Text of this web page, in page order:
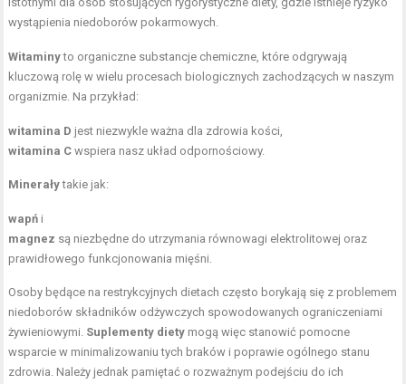
wystąpienia niedoborów pokarmowych.
Witaminyto organiczne substancje chemiczne, które odgrywają
kluczową rolę w wielu procesach biologicznych zachodzących w naszym
organizmie. Na przykład:
witamina D jest niezwykle ważna dla zdrowia kości,
witamina C wspiera nasz układ odpornościowy.
Minerałytakie jak:
wapń i
magnez są niezbędne do utrzymania równowagi elektrolitowej oraz
prawidłowego funkcjonowania mięśni.
Osoby będące na restrykcyjnych dietach często borykają się z problemem
niedoborów składników odżywczych spowodowanych ograniczeniami
żywieniowymi. Suplementy diety mogą więc stanowić pomocne
wsparcie w minimalizowaniu tych braków i poprawie ogólnego stanu
zdrowia. Należy jednak pamiętać o rozważnym podejściu do ich